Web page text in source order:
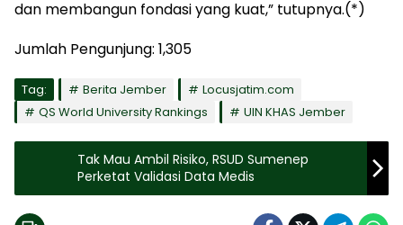
dan membangun fondasi yang kuat,” tutupnya.(*)
Jumlah Pengunjung: 1,305
Tag: Berita Jember
Locusjatim.com
QS World University Rankings
UIN KHAS Jember
Tak Mau Ambil Risiko, RSUD Sumenep
Perketat Validasi Data Medis